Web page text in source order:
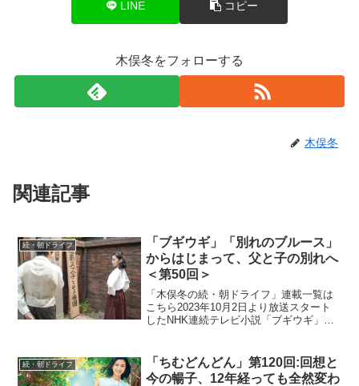
LINE コピー
木俣冬をフォローする
木俣冬
関連記事
続・朝ドライフ
「ブギウギ」「別れのブルース」
からはじまって、父と子の別れへ
＜第50回＞
「木俣冬の続・朝ドライフ」連載一覧は
こちら2023年10月2日より放送スタート
したNHK連続テレビ小説「ブギウギ」。
をモデルにオリジナルストーリーで描く
本作。歌って踊る...
続・朝ドライフ
「ちむどんどん」第120回:回想と
今の暢子、12年経っても全然変わ